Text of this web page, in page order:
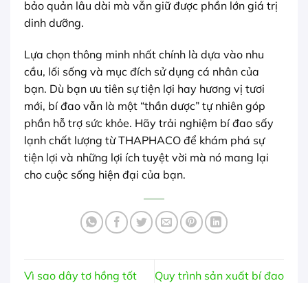
bảo quản lâu dài mà vẫn giữ được phần lớn giá trị
dinh dưỡng.
Lựa chọn thông minh nhất chính là dựa vào nhu
cầu, lối sống và mục đích sử dụng cá nhân của
bạn. Dù bạn ưu tiên sự tiện lợi hay hương vị tươi
mới, bí đao vẫn là một “thần dược” tự nhiên góp
phần hỗ trợ sức khỏe. Hãy trải nghiệm bí đao sấy
lạnh chất lượng từ THAPHACO để khám phá sự
tiện lợi và những lợi ích tuyệt vời mà nó mang lại
cho cuộc sống hiện đại của bạn.
Vì sao dây tơ hồng tốt
Quy trình sản xuất bí đao